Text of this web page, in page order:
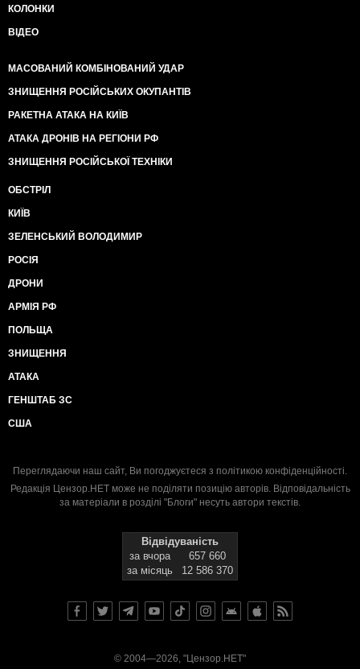
КОЛОНКИ
ВІДЕО
МАСОВАНИЙ КОМБІНОВАНИЙ УДАР
ЗНИЩЕННЯ РОСІЙСЬКИХ ОКУПАНТІВ
РАКЕТНА АТАКА НА КИЇВ
АТАКА ДРОНІВ НА РЕГІОНИ РФ
ЗНИЩЕННЯ РОСІЙСЬКОЇ ТЕХНІКИ
ОБСТРІЛ
КИЇВ
ЗЕЛЕНСЬКИЙ ВОЛОДИМИР
РОСІЯ
ДРОНИ
АРМІЯ РФ
ПОЛЬЩА
ЗНИЩЕННЯ
АТАКА
ГЕНШТАБ ЗС
США
Переглядаючи наш сайт, Ви погоджуєтеся з політикою конфіденційності.
Редакція Цензор.НЕТ може не поділяти позицію авторів. Відповідальність
за матеріали в розділі "Блоги" несуть автори текстів.
Відвідуваність
за вчора
657 660
за місяць
12 586 370
© 2004—2026, "Цензор.НЕТ"